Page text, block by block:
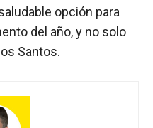
opción para
del año, y no solo
Santos.